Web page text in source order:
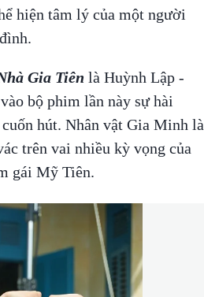
hiện tâm lý của một người
Gia Tiên là Huỳnh Lập -
bộ phim lần này sự hài
hút. Nhân vật Gia Minh là
trên vai nhiều kỳ vọng của
gái Mỹ Tiên.